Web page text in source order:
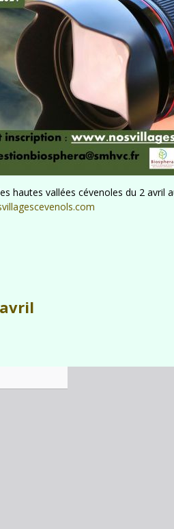
hautes vallées cévenoles du 2 avril